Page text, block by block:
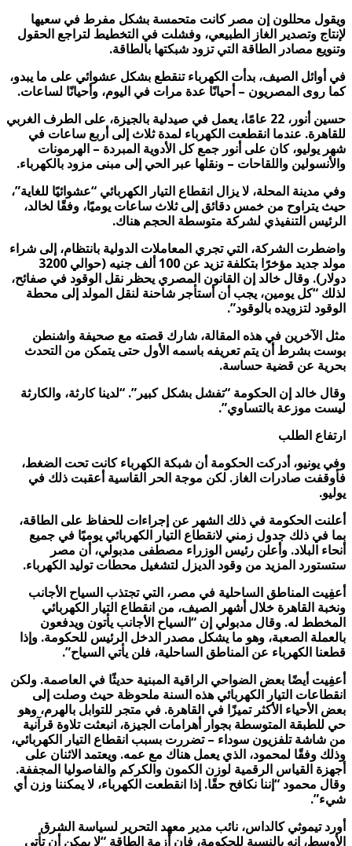
ويقول محللون إن مصر كانت متحمسة بشكل مفرط في سعيها
لإنتاج وتصدير الغاز الطبيعي، وفشلت في التخطيط لتراجع الحقول
وتنويع مصادر الطاقة التي تزود شبكتها بالطاقة.
في أوائل الصيف، بدأت الكهرباء تنقطع بشكل عشوائي على ما يبدو،
كما روى المصريون – أحيانًا عدة مرات في اليوم، وأحيانًا لساعات.
حسين أنور، 22 عامًا، يعمل في صيدلية بالجيزة، على الطرف الغربي
للقاهرة. عندما انقطعت الكهرباء لمدة ثلاث إلى أربع ساعات في
شهر يوليو، كان على أنور جمع كل الأدوية المبردة – الهرمونات
والأنسولين واللقاحات – ونقلها عبر الحي إلى مبنى مزود بالكهرباء.
وفي مدينة المحلة، لا يزال انقطاع التيار الكهربائي “عشوائيًا للغاية”،
حيث يتراوح من خمس دقائق إلى ثلاث ساعات يوميًا، وفقًا لخالد،
الرئيس التنفيذي لشركة متوسطة الحجم هناك.
واضطرت الشركة، التي تجري المعاملات الدولية بانتظام، إلى شراء
مولد جديد مؤخرًا بتكلفة تزيد عن 100 ألف جنيه (حوالي 3200
دولار). وقال خالد إن القانون المصري يحظر نقل الوقود في صفائح،
لذلك “كل يومين، يجب أن أستأجر شاحنة لنقل المولد إلى محطة
الوقود لتزويده بالوقود”.
مثل الآخرين في هذه المقالة، شارك قصته مع صحيفة واشنطن
بوست بشرط أن يتم تعريفه باسمه الأول حتى يتمكن من التحدث
بحرية عن قضية حساسة.
وقال خالد إن الحكومة “تفشل بشكل كبير”. “لدينا كارثة، والكارثة
ليست موزعة بالتساوي”.
ارتفاع الطلب
وفي يونيو، أدركت الحكومة أن شبكة الكهرباء كانت تحت الضغط،
فأوقفت صادرات الغاز. لكن موجة الحر القاسية أعقبت ذلك في
يوليو.
أعلنت الحكومة في ذلك الشهر عن إجراءات للحفاظ على الطاقة،
بما في ذلك جدول زمني لانقطاع التيار الكهربائي يوميًا في جميع
أنحاء البلاد. وأعلن رئيس الوزراء مصطفى مدبولي، أن مصر
ستستورد المزيد من وقود الديزل لتشغيل محطات توليد الكهرباء.
أعفِيت المناطق الساحلية في مصر، التي تجتذب السياح الأجانب
ونخبة القاهرة خلال أشهر الصيف، من انقطاع التيار الكهربائي
المخطط له. وقال مدبولي إن “السياح الأجانب يأتون ويدفعون
بالعملة الصعبة، وهو ما يشكل مصدر الدخل الرئيس للحكومة. وإذا
قطعنا الكهرباء عن المناطق الساحلية، فلن يأتي السياح”.
أعفِيت أيضًا بعض الضواحي الراقية المبنية حديثًا في العاصمة. ولكن
انقطاعات التيار الكهربائي هذه السنة ملحوظة حيث وصلت إلى
بعض الأحياء الأكثر تميزًا في القاهرة. في متجر للتوابل بالهرم، وهو
حي للطبقة المتوسطة بجوار أهرامات الجيزة، انبعثت تلاوة قرآنية
من شاشة تلفزيون سوداء – تضررت بسبب انقطاع التيار الكهربائي،
وذلك وفقًا لمحمود، الذي يعمل هناك مع عمه. ويعتمد الاثنان على
أجهزة القياس الرقمية لوزن الكمون والكركم والفاصوليا المجففة.
وقال محمود “إننا نكافح حقًا. إذا انقطعت الكهرباء، لا يمكننا وزن أي
شيء”.
أورد تيموثي كالداس، نائب مدير معهد التحرير لسياسة الشرق
الأوسط، إنه بالنسبة للحكومة، فإن أزمة الطاقة “لا يمكن أن تأتي